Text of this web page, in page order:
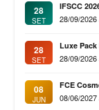
28
SET
IFSCC
28/09/
28
SET
Luxe Pack
28/09/
08
JUN
FCE
08/06/